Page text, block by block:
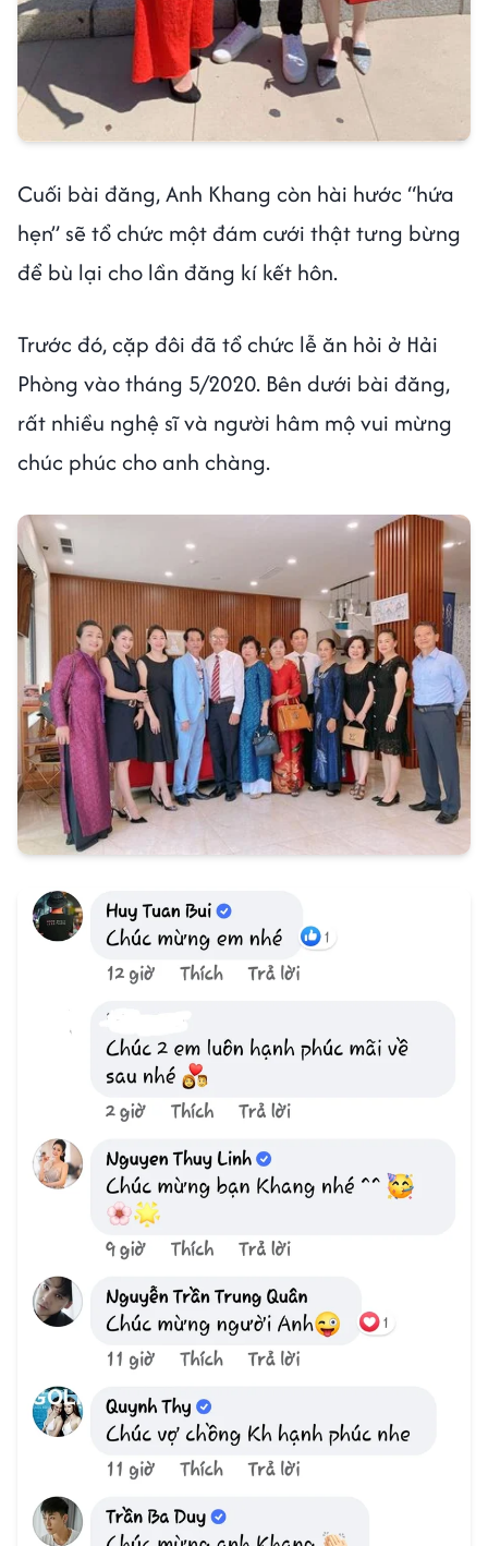
Cuối bài đăng, Anh Khang còn hài hước “hứa
hẹn” sẽ tổ chức một đám cưới thật tưng bừng
để bù lại cho lần đăng kí kết hôn.
Trước đó, cặp đôi đã tổ chức lễ ăn hỏi ở Hải
Phòng vào tháng 5/2020. Bên dưới bài đăng,
rất nhiều nghệ sĩ và người hâm mộ vui mừng
chúc phúc cho anh chàng.